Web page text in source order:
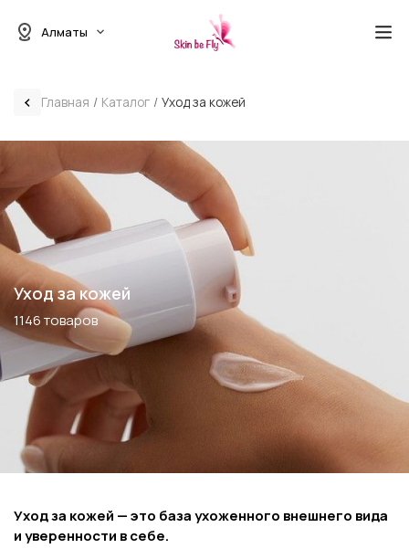
Алматы
Главная Каталог Уход за кожей
Уход за кожей
1146 товаров
Уход за кожей — это база ухоженного внешнего вида
и уверенности в себе.